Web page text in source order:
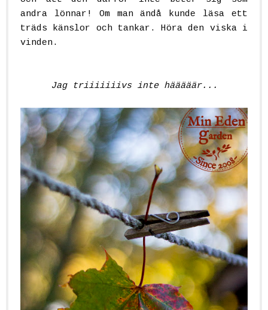
andra lönnar! Om man ändå kunde läsa ett
träds känslor och tankar. Höra den viska i
vinden.
Jag triiiiiiivs inte hääääär...